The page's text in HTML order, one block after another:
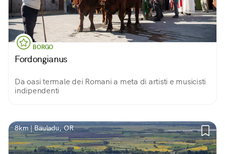
BORGO
Fordongianus
Da oasi termale dei Romani a meta di artisti e musicisti
indipendenti
8km | Bauladu, OR